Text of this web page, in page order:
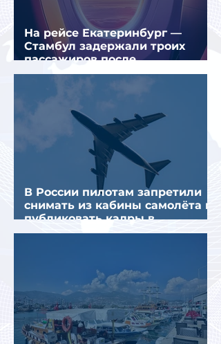
На рейсе Екатеринбург —
Стамбул задержали троих
пассажиров после
предполагаемой серии краж
В России пилотам запретили
снимать из кабины самолёта и
публиковать кадры в
интернете